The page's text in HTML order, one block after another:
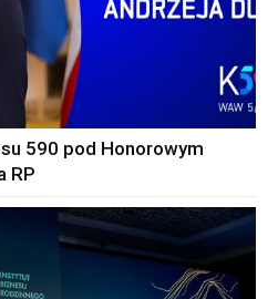
590 pod Honorowym
RP